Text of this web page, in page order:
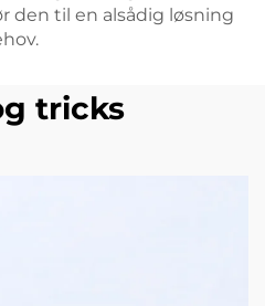
den til en alsådig løsning
tricks